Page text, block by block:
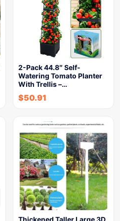
2-Pack 44.8″ Self-
Watering Tomato Planter
With Trellis –…
$50.91
Thickened Taller Large 3D